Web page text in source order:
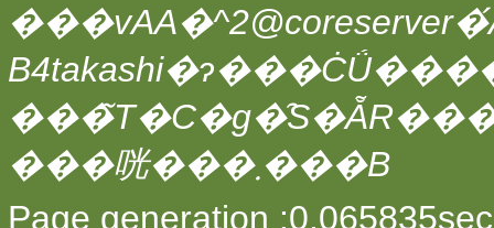
���咣���܂���B
Page generation